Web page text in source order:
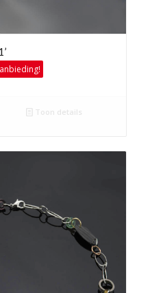
Toon details